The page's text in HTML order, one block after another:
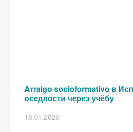
Arraigo socioformativo в
оседлости через учёбу
18.01.2026